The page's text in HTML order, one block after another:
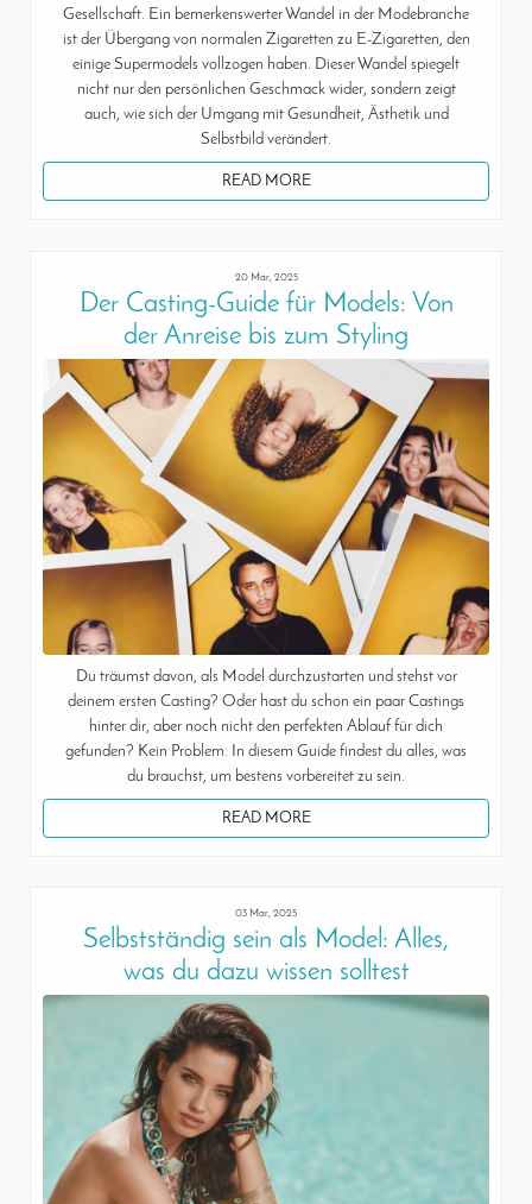
Gesellschaft. Ein bemerkenswerter Wandel in der Modebranche
ist der Übergang von normalen Zigaretten zu E-Zigaretten, den
einige Supermodels vollzogen haben. Dieser Wandel spiegelt
nicht nur den persönlichen Geschmack wider, sondern zeigt
auch, wie sich der Umgang mit Gesundheit, Ästhetik und
Selbstbild verändert.
READ MORE
20 Mar, 2025
Der Casting-Guide für Models: Von
der Anreise bis zum Styling
Du träumst davon, als Model durchzustarten und stehst vor
deinem ersten Casting? Oder hast du schon ein paar Castings
hinter dir, aber noch nicht den perfekten Ablauf für dich
gefunden? Kein Problem. In diesem Guide findest du alles, was
du brauchst, um bestens vorbereitet zu sein.
READ MORE
03 Mar, 2025
Selbstständig sein als Model: Alles,
was du dazu wissen solltest